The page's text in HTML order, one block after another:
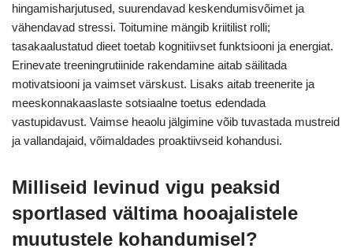
hingamisharjutused, suurendavad keskendumisvõimet ja
vähendavad stressi. Toitumine mängib kriitilist rolli;
tasakaalustatud dieet toetab kognitiivset funktsiooni ja energiat.
Erinevate treeningrutiinide rakendamine aitab säilitada
motivatsiooni ja vaimset värskust. Lisaks aitab treenerite ja
meeskonnakaaslaste sotsiaalne toetus edendada
vastupidavust. Vaimse heaolu jälgimine võib tuvastada mustreid
ja vallandajaid, võimaldades proaktiivseid kohandusi.
Milliseid levinud vigu peaksid
sportlased vältima hooajalistele
muutustele kohandumisel?